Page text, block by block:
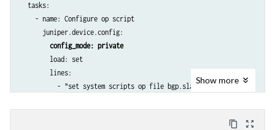
  tasks:
    - name: Configure op script
      juniper.device.config:
config_mode: private
        load: set
        lines:
          - "set system scripts op file bgp.slax"
Show more
content_copy zoom_out_map